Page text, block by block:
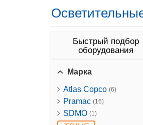
Быстрый подбор
оборудования
Марка
Atlas Copco (6)
Pramac (16)
SDMO (1)